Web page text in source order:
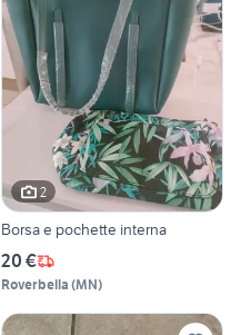
2
Borsa e pochette interna
20 €
Roverbella (MN)